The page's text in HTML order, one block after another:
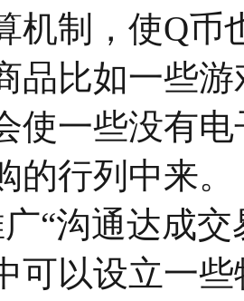
机制，使Q币
品比如一些
使一些没有
的行列中来。
“沟通达成
可以设立一